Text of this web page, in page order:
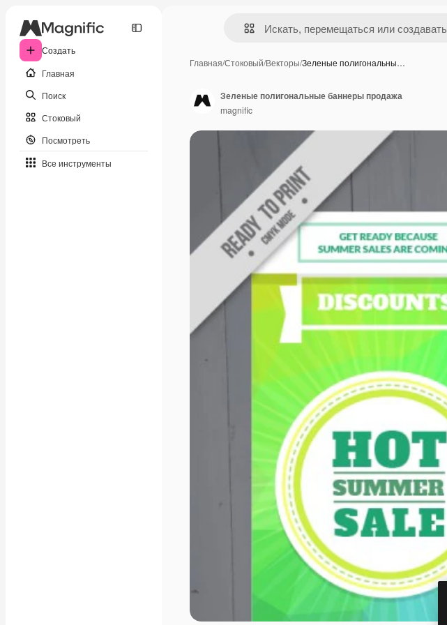
Создать
Главная
Поиск
Стоковый
Посмотреть
Все инструменты
Главная/Стоковый/Векторы/Зеленые полигональны…
Зеленые полигональные баннеры продажа
magnific